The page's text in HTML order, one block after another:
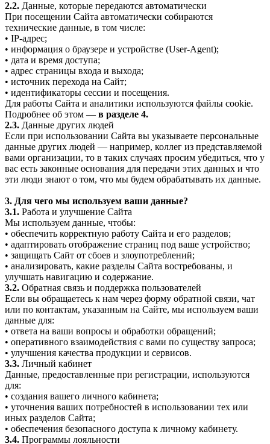
2.2. Данные, которые передаются автоматически
При посещении Сайта автоматически собираются
технические данные, в том числе:
• IP-адрес;
• информация о браузере и устройстве (User-Agent);
• дата и время доступа;
• адрес страницы входа и выхода;
• источник перехода на Сайт;
• идентификаторы сессии и посещения.
Для работы Сайта и аналитики используются файлы cookie.
Подробнее об этом — в разделе 4.
2.3. Данные других людей
Если при использовании Сайта вы указываете персональные
данные других людей — например, коллег из представляемой
вами организации, то в таких случаях просим убедиться, что у
вас есть законные основания для передачи этих данных и что
эти люди знают о том, что мы будем обрабатывать их данные.
3. Для чего мы используем ваши данные?
3.1. Работа и улучшение Сайта
Мы используем данные, чтобы:
• обеспечить корректную работу Сайта и его разделов;
• адаптировать отображение страниц под ваше устройство;
• защищать Сайт от сбоев и злоупотреблений;
• анализировать, какие разделы Сайта востребованы, и
улучшать навигацию и содержание.
3.2. Обратная связь и поддержка пользователей
Если вы обращаетесь к нам через форму обратной связи, чат
или по контактам, указанным на Сайте, мы используем ваши
данные для:
• ответа на ваши вопросы и обработки обращений;
• оперативного взаимодействия с вами по существу запроса;
• улучшения качества продукции и сервисов.
3.3. Личный кабинет
Данные, предоставленные при регистрации, используются
для:
• создания вашего личного кабинета;
• уточнения ваших потребностей в использовании тех или
иных разделов Сайта;
• обеспечения безопасного доступа к личному кабинету.
3.4. Программы лояльности